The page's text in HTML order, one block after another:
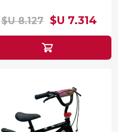
$U 8.127 $U 7.314